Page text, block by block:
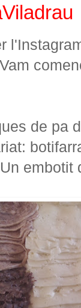
de pa
embotit